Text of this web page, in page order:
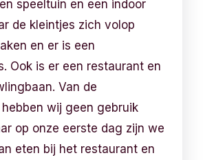
speeltuin en een indoor
de kleintjes zich volop
en er is een
Ook is er een restaurant en
Van de
wij geen gebruik
op onze eerste dag zijn we
eten bij het restaurant en